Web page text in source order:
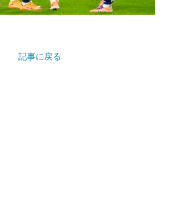
記事に戻る